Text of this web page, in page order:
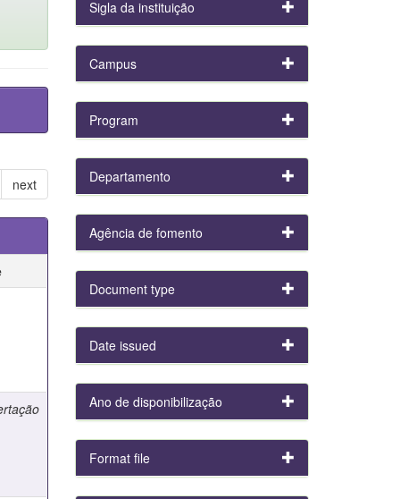
next
Sigla da instituição
Campus
Program
Departamento
Agência de fomento
Document type
Date issued
Ano de disponibilização
Format file